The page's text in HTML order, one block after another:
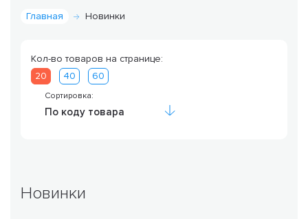
Главная Новинки
Кол-во товаров на странице:
20
40 60
Сортировка:
По коду товара
Новинки